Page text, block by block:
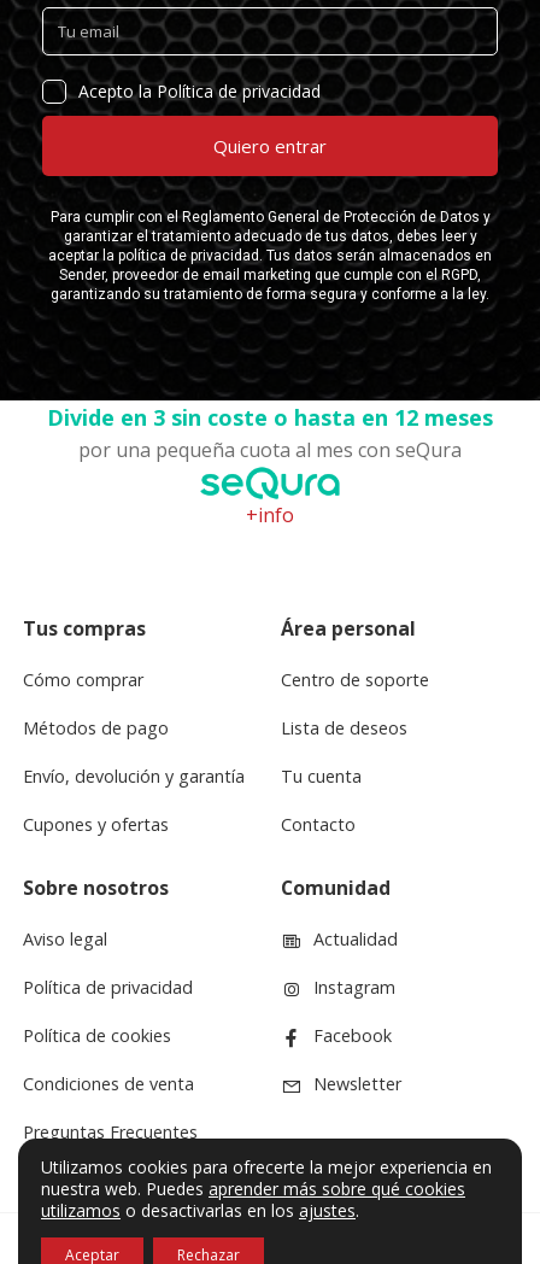
Divide en 3 sin coste o hasta en 12 meses
por una pequeña cuota al mes con seQura
+info
Tus compras
Cómo comprar
Métodos de pago
Envío, devolución y garantía
Cupones y ofertas
Área personal
Centro de soporte
Lista de deseos
Tu cuenta
Contacto
Sobre nosotros
Aviso legal
Política de privacidad
Política de cookies
Condiciones de venta
Preguntas Frecuentes
Comunidad
Actualidad
Instagram
Facebook
Newsletter
Utilizamos cookies para ofrecerte la mejor experiencia en
nuestra web. Puedes aprender más sobre qué cookies
utilizamos o desactivarlas en los ajustes.
Aceptar Rechazar